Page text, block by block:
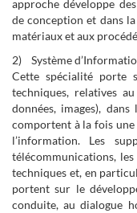
approche développe
de conception et dans
matériaux et aux
2) Système
Cette spécialité porte
techniques, relatives
données, images),
comportent à la fois une
l’information. Les
télécommunications,
techniques et, en
portent sur le
conduite, au dialogue